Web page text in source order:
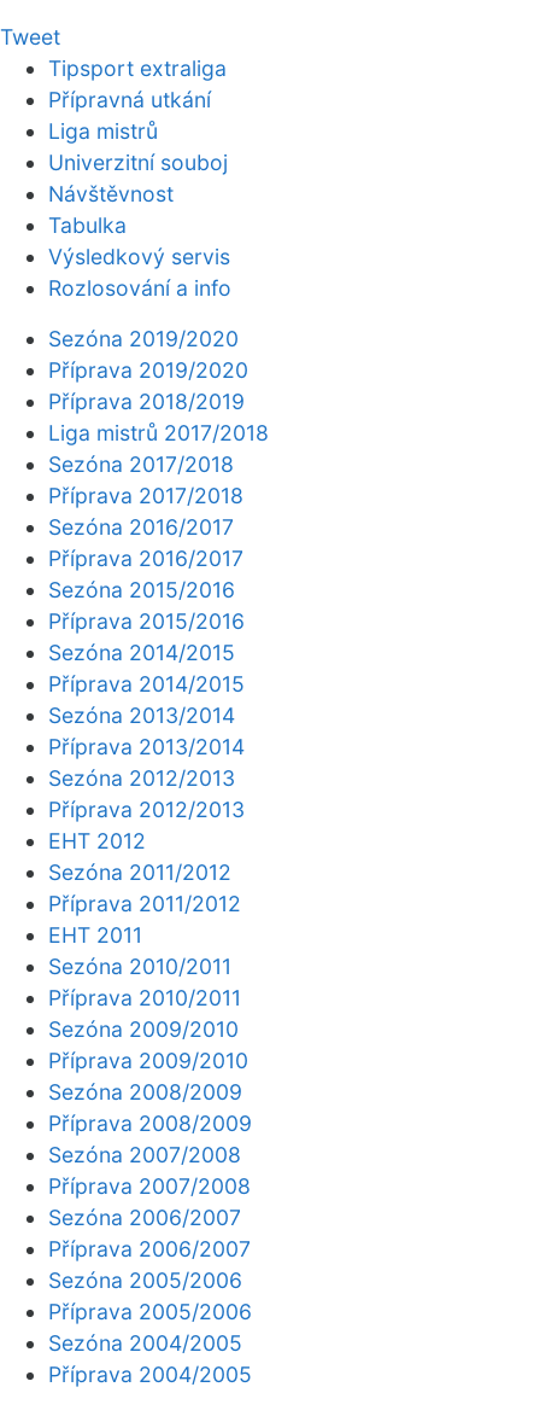
Tweet
Tipsport extraliga
Přípravná utkání
Liga mistrů
Univerzitní souboj
Návštěvnost
Tabulka
Výsledkový servis
Rozlosování a info
Sezóna 2019/2020
Příprava 2019/2020
Příprava 2018/2019
Liga mistrů 2017/2018
Sezóna 2017/2018
Příprava 2017/2018
Sezóna 2016/2017
Příprava 2016/2017
Sezóna 2015/2016
Příprava 2015/2016
Sezóna 2014/2015
Příprava 2014/2015
Sezóna 2013/2014
Příprava 2013/2014
Sezóna 2012/2013
Příprava 2012/2013
EHT 2012
Sezóna 2011/2012
Příprava 2011/2012
EHT 2011
Sezóna 2010/2011
Příprava 2010/2011
Sezóna 2009/2010
Příprava 2009/2010
Sezóna 2008/2009
Příprava 2008/2009
Sezóna 2007/2008
Příprava 2007/2008
Sezóna 2006/2007
Příprava 2006/2007
Sezóna 2005/2006
Příprava 2005/2006
Sezóna 2004/2005
Příprava 2004/2005